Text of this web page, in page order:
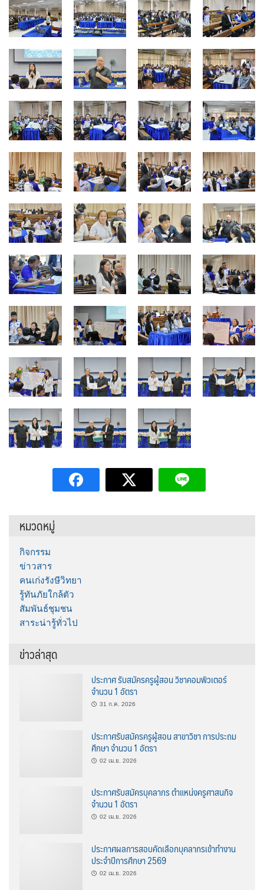
หมวดหมู่
กิจกรรม
ข่าวสาร
คนเก่งรังษีวิทยา
รู้ทันภัยใกล้ตัว
สัมพันธ์ชุมชน
สาระน่ารู้ทั่วไป
ข่าวล่าสุด
ประกาศ รับสมัครครูผู้สอน วิชาคอมพิวเตอร์
จำนวน 1 อัตรา
31 ก.ค. 2026
ประกาศรับสมัครครูผู้สอน สาขาวิชา การประถม
ศึกษา จำนวน 1 อัตรา
02 เม.ย. 2026
ประกาศรับสมัครบุคลากร ตำแหน่งครูศาสนกิจ
จำนวน 1 อัตรา
02 เม.ย. 2026
ประกาศผลการสอบคัดเลือกบุคลากรเข้าทำงาน
ประจำปีการศึกษา 2569
02 เม.ย. 2026